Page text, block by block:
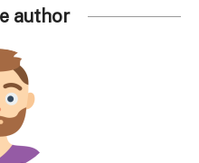
author